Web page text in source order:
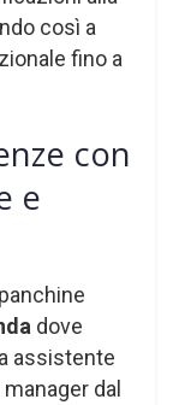
così a
fino a
con
e
dove
assistente
dal